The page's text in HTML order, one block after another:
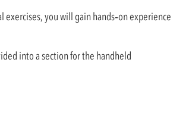
you will gain hands‑on experience
into a section for the handheld